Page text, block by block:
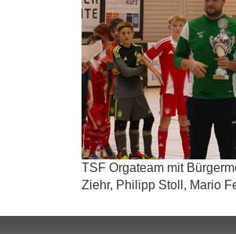
TSF Orgateam mit
Ziehr, Philipp Stoll, Mario